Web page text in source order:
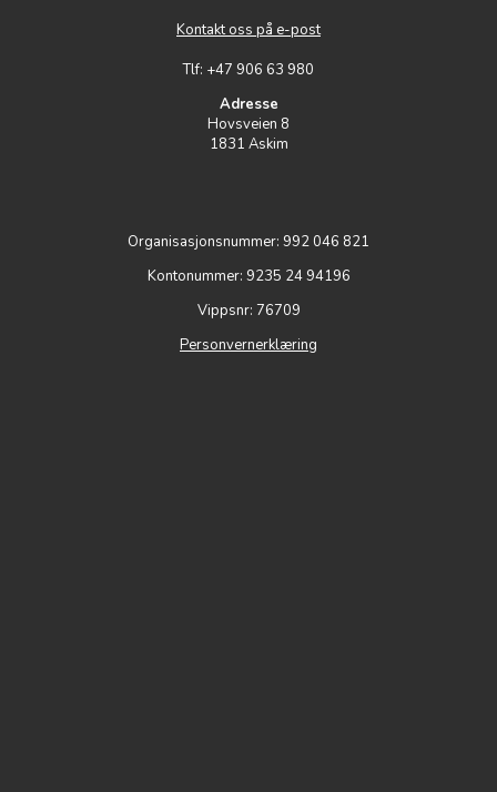
Kontakt oss på e-post
Tlf: +47 906 63 980
Adresse
Hovsveien 8
1831 Askim
Organisasjonsnummer: 992 046 821
Kontonummer: 9235 24 94196
Vippsnr: 76709
Personvernerklæring